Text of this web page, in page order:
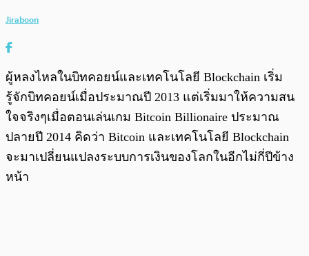
Jiraboon
ผู้หลงไหลในบิทคอยน์และเทคโนโลยี Blockchain เริ่ม
รู้จักบิทคอยน์เมื่อประมาณปี 2013 แต่เริ่มมาให้ความสน
ใจจริงๆเมื่อตอนเล่นเกม Bitcoin Billionaire ประมาณ
ปลายปี 2014 คิดว่า Bitcoin และเทคโนโลยี Blockchain
จะมาเปลี่ยนแปลงระบบการเงินของโลกในอีกไม่กี่ปีข้าง
หน้า